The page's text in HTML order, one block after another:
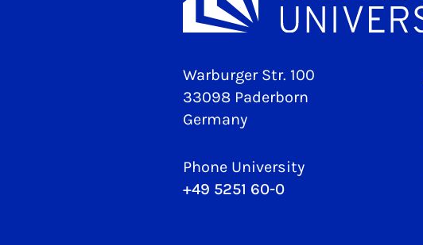
Warburger Str. 100
33098 Paderborn
Germany
Phone University
+49 5251 60-0